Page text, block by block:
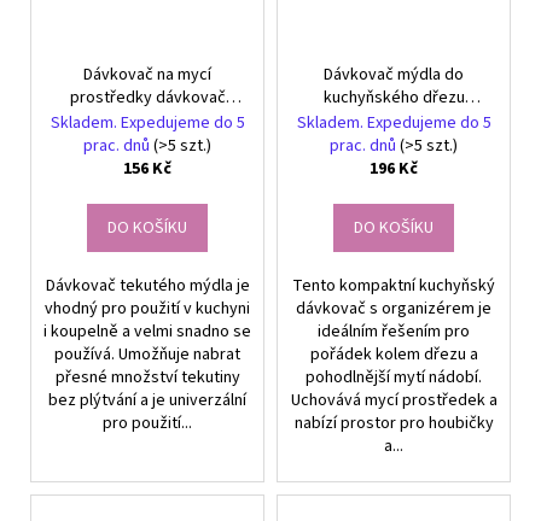
Dávkovač na mycí
prostředky dávkovač
houbiček na nádobí
Skladem. Expedujeme do 5
prac. dnů (>5 szt.)
156 Kč
DO KOŠÍKU
Dávkovač tekutého mýdla je
vhodný pro použití v kuchyni
i koupelně a velmi snadno se
používá. Umožňuje nabrat
přesné množství tekutiny
bez plýtvání a je univerzální
pro použití...
Dávkovač mýdla do
kuchyňského dřezu
nádoba na tekutou houbu
Skladem. Expedujeme do 5
prac. dnů (>5 szt.)
196 Kč
DO KOŠÍKU
Tento kompaktní kuchyňský
dávkovač s organizérem je
ideálním řešením pro
pořádek kolem dřezu a
pohodlnější mytí nádobí.
Uchovává mycí prostředek a
nabízí prostor pro houbičky
a...